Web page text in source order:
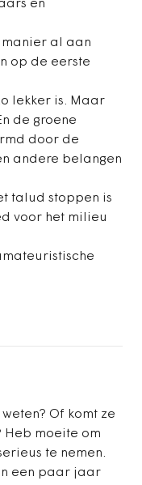
en
manier al aan
op de eerste
lekker is. Maar
de groene
door de
andere belangen
talud stoppen is
voor het milieu
Of komt ze
Heb moeite om
te nemen.
een paar jaar